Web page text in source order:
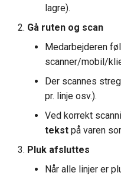
lagre).
Gå ruten og scan
Medarbejderen
scanner/mobil/
Der scannes
pr. linje osv.).
Ved korrekt
tekst på varen
Pluk afsluttes
Når alle linjer er